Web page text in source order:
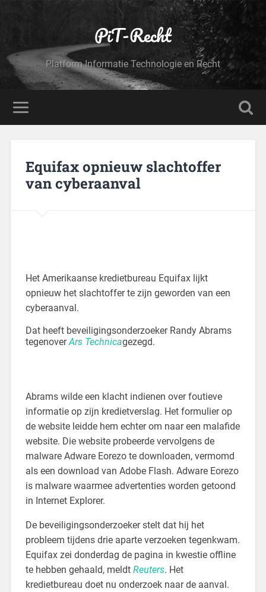
PiT-Recht
Platform Informatie Technologie en Recht
Equifax opnieuw slachtoffer
van cyberaanval
Het Amerikaanse kredietbureau Equifax lijkt
opnieuw het slachtoffer te zijn geworden van een
cyberaanval.
Dat heeft beveiligingsonderzoeker Randy Abrams
tegenoverArs Technicagezegd.
Abrams wilde een klacht indienen over foutieve
informatie op zijn kredietverslag. Het formulier op
de website leidde hem echter om naar een malafide
website. Die website probeerde vervolgens de
malware Adware Eorezo te downloaden, vermomd
als een download van Adobe Flash. Adware Eorezo
is malware waarmee advertenties worden getoond
in Internet Explorer.
De beveiligingsonderzoeker stelt dat hij het
probleem tijdens drie aparte verzoeken tegenkwam.
Equifax zei donderdag de pagina in kwestie offline
te hebben gehaald, meldt Reuters. Het
kredietbureau doet nu onderzoek naar de aanval.